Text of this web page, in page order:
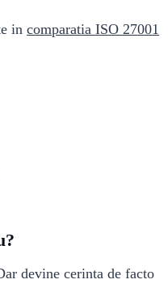
in comparatia ISO 27001
devine cerinta de facto